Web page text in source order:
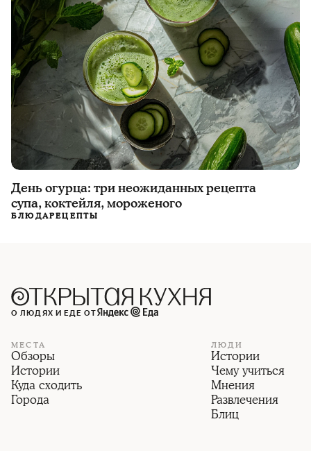
День огурца: три неожиданных рецепта
супа, коктейля, мороженого
БЛЮДАРЕЦЕПТЫ
О ЛЮДЯХ И ЕДЕ ОТ
МЕСТА
Обзоры
Истории
Куда сходить
Города
ЛЮДИ
Истории
Чему учиться
Мнения
Развлечения
Блиц